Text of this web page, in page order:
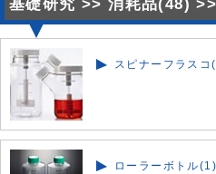
基礎研究 >> 消耗品(48)
スピナーフラスコ
ローラーボトル(1)